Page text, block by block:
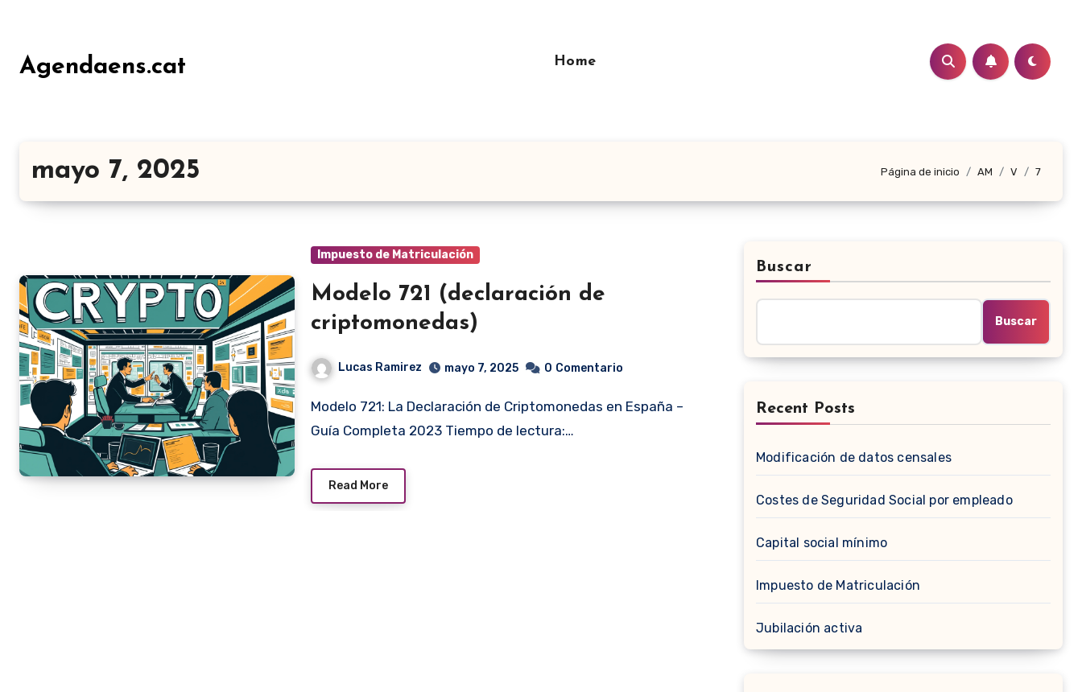
contenido
Agendaens.cat Home
mayo 7, 2025 Página de inicio AM V 7
Impuesto de Matriculación
Modelo 721 (declaración de
criptomonedas)
Lucas Ramirez mayo 7, 2025 0 Comentario
Modelo 721: La Declaración de Criptomonedas en España –
Guía Completa 2023 Tiempo de lectura:…
Read More
Buscar
Buscar
Recent Posts
Modificación de datos censales
Costes de Seguridad Social por empleado
Capital social mínimo
Impuesto de Matriculación
Jubilación activa